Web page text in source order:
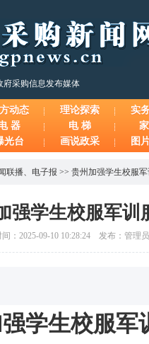
府采购信息发布媒体
动态 理论探索
实
器 电 梯
光台 画说政采 图
联播、 电子报 >> 贵州加强学生校服
强学生校服军训
：2025-09-10 10:28:24 发布：管理
学生校服军